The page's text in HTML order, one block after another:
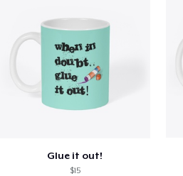
Glue it out!
$15